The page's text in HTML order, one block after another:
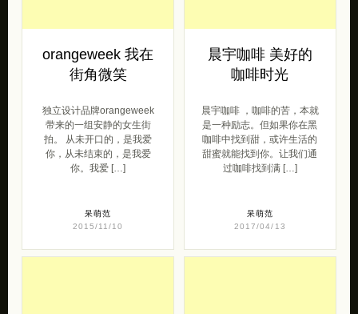
orangeweek 我在
街角微笑
独立设计品牌orangeweek
带来的一组安静的女生街
拍。 从未开口的，是我爱
你，从未结束的，是我爱
你。我爱 […]
呆萌范
2015/11/10
晨宇咖啡 美好的
咖啡时光
晨宇咖啡 ，咖啡的苦，本就
是一种励志。但如果你在黑
咖啡中找到甜，或许生活的
甜蜜就能找到你。让我们通
过咖啡找到满 […]
呆萌范
2017/04/13